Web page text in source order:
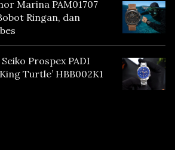
Marina PAM01707
Ringan, dan
Prospex PADI
Turtle’ HBB002K1